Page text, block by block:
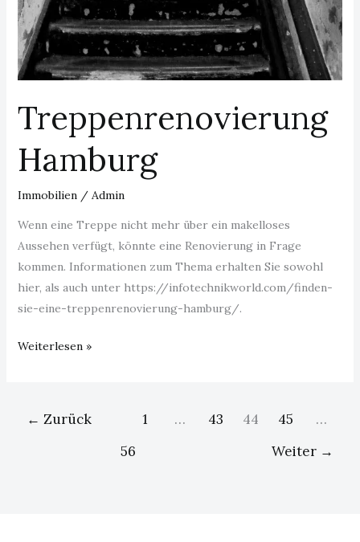
Treppenrenovierung
Hamburg
Immobilien/ Admin
Wenn eine Treppe nicht mehr über ein makelloses
Aussehen verfügt, könnte eine Renovierung in Frage
kommen. Informationen zum Thema erhalten Sie sowohl
hier, als auch unter https://infotechnikworld.com/finden-
sie-eine-treppenrenovierung-hamburg/.
Weiterlesen »
← Zurück 1 … 43 44 45
…
56
Weiter →